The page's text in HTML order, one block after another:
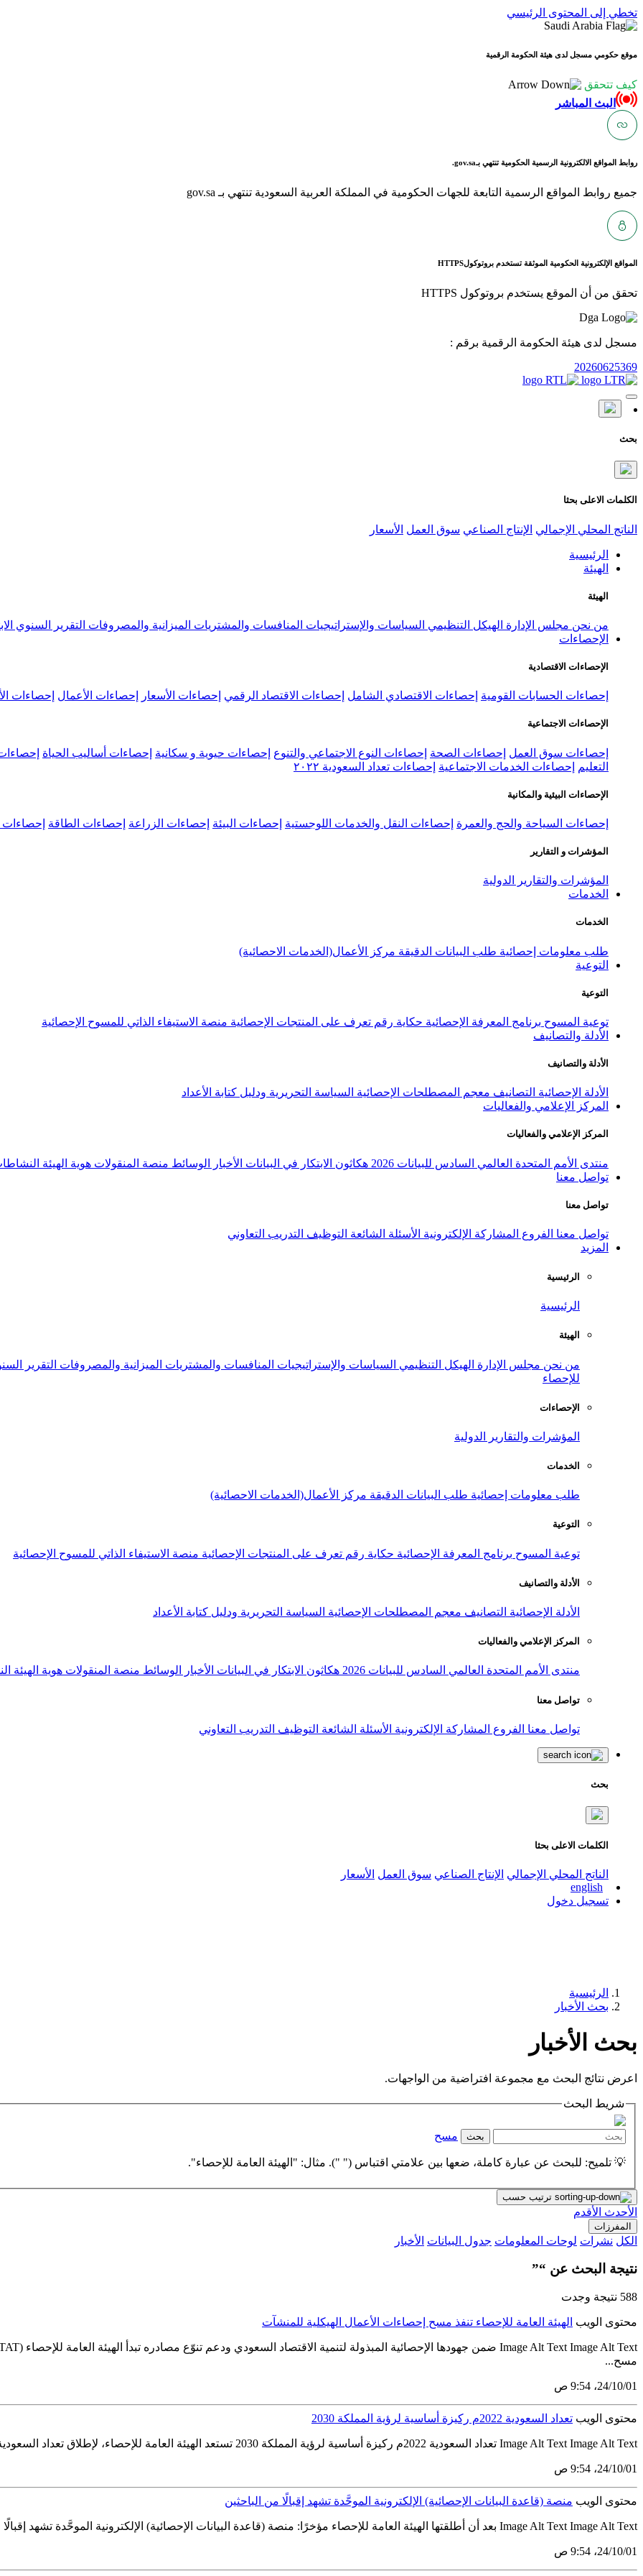
تخطي إلى المحتوى الرئيسي
موقع حكومي مسجل لدى هيئة الحكومة الرقمية
كيف تتحقق
البث المباشر
روابط المواقع الالكترونية الرسمية الحكومية تنتهي بـgov.sa.
جميع روابط المواقع الرسمية التابعة للجهات الحكومية في المملكة العربية السعودية تنتهي بـ gov.sa
المواقع الإلكترونية الحكومية الموثقة تستخدم بروتوكولHTTPS
تحقق من أن الموقع يستخدم بروتوكول HTTPS
مسجل لدى هيئة الحكومة الرقمية برقم :
20260625369
بحث
الكلمات الاعلى بحثا
الناتج المحلي الإجمالي الإنتاج الصناعي سوق العمل الأسعار
الرئيسية
الهيئة
الهيئة
من نحن مجلس الإدارة الهيكل التنظيمي السياسات والإستراتيجيات المنافسات والمشتريات الميزانية والمصروفات التقرير السنوي
الإحصاءات
الإحصاءات الاقتصادية
إحصاءات الحسابات القومية إحصاءات الاقتصادي الشامل إحصاءات الاقتصاد الرقمي إحصاءات الأسعار إحصاءات الأعمال إحصاءات
الإحصاءات الاجتماعية
إحصاءات سوق العمل إحصاءات الصحة إحصاءات النوع الاجتماعي والتنوع إحصاءات حيوية و سكانية إحصاءات أساليب الحياة
التعليم
إحصاءات الخدمات الاجتماعية إحصاءات تعداد السعودية ٢٠٢٢
الإحصاءات البيئية والمكانية
إحصاءات السياحة والحج والعمرة إحصاءات النقل والخدمات اللوجستية إحصاءات البيئة إحصاءات الزراعة إحصاءات الطاقة إحصاءات
المؤشرات و التقارير
المؤشرات والتقارير الدولية
الخدمات
الخدمات
طلب معلومات إحصائية طلب البيانات الدقيقة مركز الأعمال(الخدمات الاحصائية)
التوعية
التوعية
توعية المسوح برنامج المعرفة الإحصائية حكاية رقم تعرف على المنتجات الإحصائية منصة الاستيفاء الذاتي للمسوح الإحصائية
الأدلة والتصانيف
الأدلة والتصانيف
الأدلة الإحصائية التصانيف معجم المصطلحات الإحصائية السياسة التحريرية ودليل كتابة الأعداد
المركز الإعلامي والفعاليات
المركز الإعلامي والفعاليات
منتدى الأمم المتحدة العالمي السادس للبيانات 2026 هكاثون الابتكار في البيانات الأخبار الوسائط منصة المنقولات هوية الهيئة
تواصل معنا
تواصل معنا
تواصل معنا الفروع المشاركة الإلكترونية الأسئلة الشائعة التوظيف التدريب التعاوني
المزيد
الرئيسية
الرئيسية
الهيئة
من نحن مجلس الإدارة الهيكل التنظيمي السياسات والإستراتيجيات المنافسات والمشتريات الميزانية والمصروفات التقرير
للإحصاء
الإحصاءات
المؤشرات والتقارير الدولية
الخدمات
طلب معلومات إحصائية طلب البيانات الدقيقة مركز الأعمال(الخدمات الاحصائية)
التوعية
توعية المسوح برنامج المعرفة الإحصائية حكاية رقم تعرف على المنتجات الإحصائية منصة الاستيفاء الذاتي للمسوح الإحصائية
الأدلة والتصانيف
الأدلة الإحصائية التصانيف معجم المصطلحات الإحصائية السياسة التحريرية ودليل كتابة الأعداد
المركز الإعلامي والفعاليات
منتدى الأمم المتحدة العالمي السادس للبيانات 2026 هكاثون الابتكار في البيانات الأخبار الوسائط منصة المنقولات هوية الهيئة
تواصل معنا
تواصل معنا الفروع المشاركة الإلكترونية الأسئلة الشائعة التوظيف التدريب التعاوني
بحث
الكلمات الاعلى بحثا
الناتج المحلي الإجمالي الإنتاج الصناعي سوق العمل الأسعار
english
تسجيل دخول
الرئيسية
بحث الأخبار
بحث الأخبار
اعرض نتائج البحث مع مجموعة افتراضية من الواجهات.
شريط البحث
بحث مسح
💡 تلميح: للبحث عن عبارة كاملة، ضعها بين علامتي اقتباس (" "). مثال: "الهيئة العامة للإحصاء".
ترتيب حسب
الأحدث الأقدم
المفرزات
الكل نشرات لوحات المعلومات جدول البيانات الأخبار
نتيجة البحث عن “”
588 نتيجة وجدت
محتوى الويب الهيئة العامة للإحصاء تنفذ مسح إحصاءات الأعمال الهيكلية للمنشآت
مسح...
01‏/10‏/24، 9:54 ص
محتوى الويب تعداد السعودية 2022م ركيزة أساسية لرؤية المملكة 2030
Image Alt Text Image Alt Text تعداد السعودية 2022م ركيزة أساسية لرؤية المملكة 2030 تستعد الهيئة العامة للإحصاء، لإطلاق تعداد السعودية 2022الذي يُعدُّ التعداد الخامس في تاريخ المملكة، وقد أُجْرِي...
01‏/10‏/24، 9:54 ص
محتوى الويب منصة (قاعدة البيانات الإحصائية) الإلكترونية الموحَّدة تشهد إقبالًا من الباحثين
Image Alt Text Image Alt Text بعد أن أطلقتها الهيئة العامة للإحصاء مؤخرًا: منصة (قاعدة البيانات الإحصائية) الإلكترونية الموحَّدة تشهد إقبالًا من الباحثين انطلاقًا من دورها لتوفير وإتاحة البيانات...
01‏/10‏/24، 9:54 ص